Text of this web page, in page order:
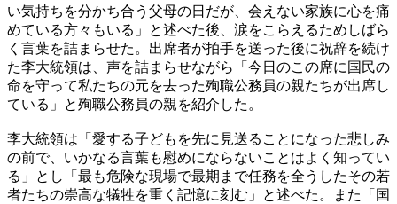
い気持ちを分かち合う父母の日だが、会えない家族に心を痛
めている方々もいる」と述べた後、涙をこらえるためしばら
く言葉を詰まらせた。出席者が拍手を送った後に祝辞を続け
た李大統領は、声を詰まらせながら「今日のこの席に国民の
命を守って私たちの元を去った殉職公務員の親たちが出席し
ている」と殉職公務員の親を紹介した。
李大統領は「愛する子どもを先に見送ることになった悲しみ
の前で、いかなる言葉も慰めにならないことはよく知ってい
る」とし「最も危険な現場で最期まで任務を全うしたその若
者たちの崇高な犠牲を重く記憶に刻む」と述べた。また「国